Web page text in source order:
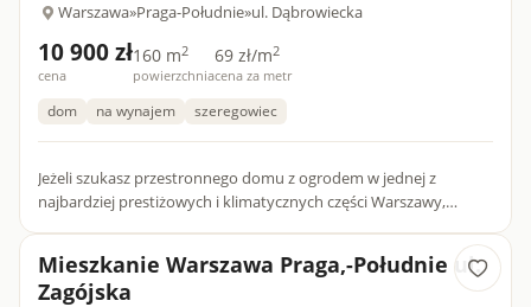
Warszawa»Praga-Południe»ul. Dąbrowiecka
10 900 zł
cena
160 m2
powierzchnia
69 zł/m2
cena za metr
dom na wynajem szeregowiec
Jeżeli szukasz przestronnego domu z ogrodem w jednej z
najbardziej prestiżowych i klimatycznych części Warszawy,
Mieszkanie Warszawa Praga,-Południe ul.
Zagójska